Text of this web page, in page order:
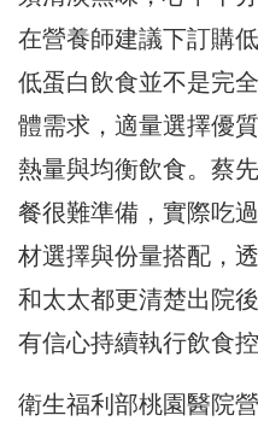
在營養師建議下訂購
低蛋白飲食並不是完
體需求，適量選擇優
熱量與均衡飲食。蔡
餐很難準備，實際吃
材選擇與份量搭配，
和太太都更清楚出院
有信心持續執行飲食控
衛生福利部桃園醫院